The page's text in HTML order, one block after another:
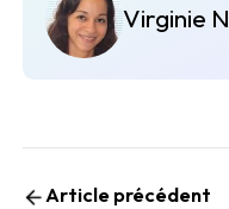
Virginie
Article précédent